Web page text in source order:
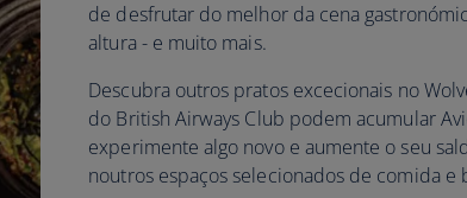
de desfrutar do melhor da cena
altura - e muito mais.
Descubra outros pratos excecionais no
do British Airways Club podem acumular
experimente algo novo e aumente o seu
noutros espaços selecionados de comida e